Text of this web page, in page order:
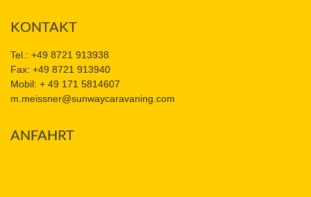
KONTAKT
Tel.: +49 8721 913938
Fax: +49 8721 913940
Mobil: + 49 171 5814607
m.meissner@sunwaycaravaning.com
ANFAHRT